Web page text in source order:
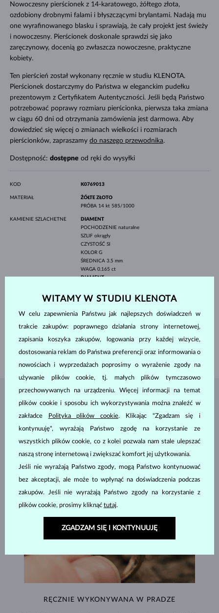
Nowoczesny pierścionek z 14-karatowego, żółtego złota,
ozdobiony drobnymi falami i błyszczącymi brylantami. Nadają mu
one wyrafinowanego blasku i sprawiają, że cały projekt jest świeży
i nowoczesny. Pierścionek doskonale sprawdzi się jako
zaręczynowy, docenią go zwłaszcza nowoczesne, praktyczne
kobiety.
Ten pierścień został wykonany ręcznie w studiu KLENOTA.
Pierścionek dostarczymy do Państwa w eleganckim pudełku
prezentowym z Certyfikatem Autentyczności. Jeśli będą Państwo
potrzebować poprawy rozmiaru pierścionka, pierwsza taka zmiana
w ciągu 60 dni od otrzymania zamówienia jest darmowa. Aby
dowiedzieć się więcej o zmianach wielkości i rozmiarach
pierścionków, zapraszamy do naszego przewodnika.
Dostępność: dostępne od ręki do wysyłki
KOD K0769013
MATERIAŁ
ŻÓŁTE ZŁOTO
PRÓBA 14 kt 585/1000
KAMIENIE SZLACHETNE
DIAMENT
POCHODZENIE naturalne
SZLIF okrągły
CZYSTOŚĆ SI
KOLOR G
ŚREDNICA 3.5 mm
WAGA 0.165 ct
DIAMENT
SZLIF
okrągły
CZYSTOŚĆ
SI
KOLOR
WAGA0.015 ct
SZEROKOŚĆ 2.25 mm
WAGA 1.70 g
BIŻUTERIA ZATELIER KLENOTA
RĘCZNIE WYKONYWANA W PRADZE
WITAMY W STUDIU KLENOTA
W celu zapewnienia Państwu jak najlepszych doświadczeń w
trakcie zakupów: poprawnego działania strony internetowej,
zapisania koszyka zakupów, logowania przy każdej wizycie,
dostosowania reklam do Państwa preferencji oraz informowania o
nowościach i wyprzedażach poprosimy o wyrażenie zgody na
używanie plików cookie, tj. małych plików tymczasowo
przechowywanych na urządzeniu. Więcej informacji na temat
plików cookie i sposobu ich wykorzystywania można znaleźć w
zakładce
Polityka plików cookie. Klikając "Zgadzam się i
kontynuuję", wyrażają Państwo zgodę na korzystanie ze
wszystkich plików cookie, co z kolei pozwala nam stale ulepszać
naszą stronę internetową i zwiększać komfort jej użytkowania.
Jeśli nie wyrażają Państwo zgody, mogą Państwo kontynuować
bez akceptacji, ale może to wpłynąć na doświadczenia podczas
zakupów. Jeśli nie wyrażają Państwo zgody na korzystanie z
plików cookie, prosimy kliknąć tutaj.
ZGADZAM SIĘ I KONTYNUUJĘ